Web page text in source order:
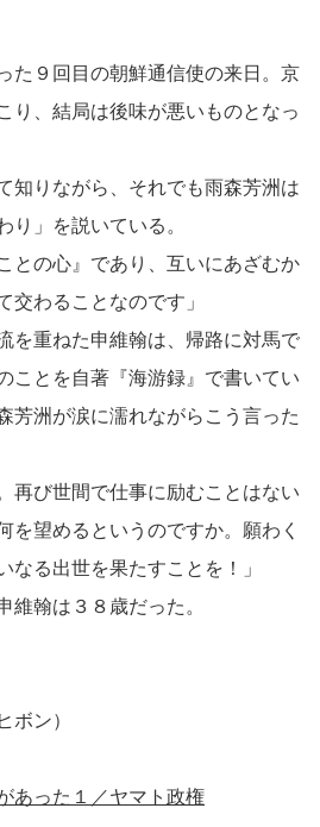
た９回目の朝鮮通信使の来日。京
り、結局は後味が悪いものとなっ
知りながら、それでも雨森芳洲は
り」を説いている。
との心』であり、互いにあざむか
交わることなのです」
を重ねた申維翰は、帰路に対馬で
ことを自著『海游録』で書いてい
芳洲が涙に濡れながらこう言った
再び世間で仕事に励むことはない
を望めるというのですか。願わく
なる出世を果たすことを！」
維翰は３８歳だった。
ン）
あった１／ヤマト政権